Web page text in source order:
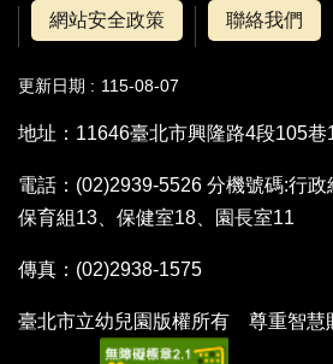
網站安全政策 聯絡我們
更新日期 115-08-07
地址：11646臺北市興隆路4段105巷
電話：(02)2939-5526 分機號碼:行政
保育組13、保健室18、園長室11
傳真：(02)2938-1575
臺北市立幼兒園版權所有 尊重智慧